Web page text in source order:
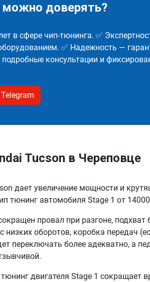
доверять?
в сфере чип-тюнинга. ✅
✅ Надежность —
консультации и
Telegram
Tucson в Череповце
дает увеличение мощности и
тюнинг автомобиля Stage 1 от
провал при разгоне, подхват
низких оборотов, коробка передач
переключать более адекватно, а
двигателя Stage 1 сокращает